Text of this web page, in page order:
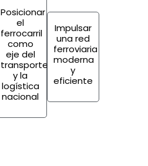
Posicionar
el
ferrocarril
como
eje del
transporte
y la
logística
nacional
Impulsar
una red
ferroviaria
moderna
y
eficiente